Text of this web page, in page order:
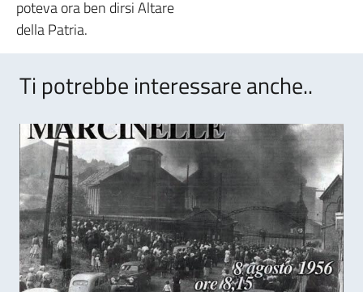
poteva ora ben dirsi Altare
della Patria.
Ti potrebbe interessare anche..